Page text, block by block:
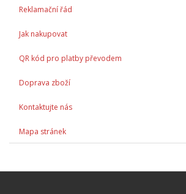
Reklamační řád
Jak nakupovat
QR kód pro platby převodem
Doprava zboží
Kontaktujte nás
Mapa stránek